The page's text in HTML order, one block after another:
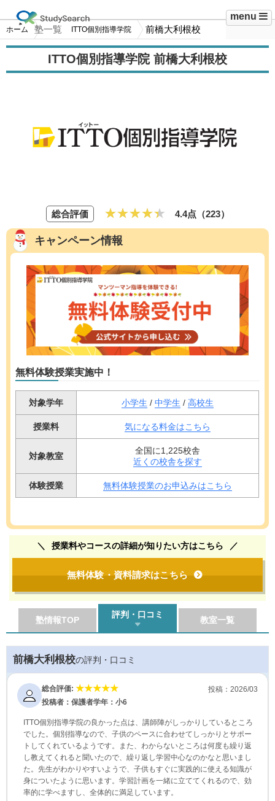
menu
ホーム 塾一覧 ITTO個別指導学院 前橋大利根校
ITTO個別指導学院 前橋大利根校
総合評価 4.4点（223）
キャンペーン情報
無料体験授業実施中！
対象学年 小学生 /中学生 /高校生
授業料 気になる料金はこちら
対象教室
全国に1,225校舎
近くの校舎を探す
体験授業 無料体験授業のお申込みはこちら
授業料やコースの詳細が知りたい方はこちら
無料体験・資料請求はこちら
塾情報TOP
評判・口コミ
教室一覧
前橋大利根校の評判・口コミ
投稿：2026/03
総合評価:
投稿者：保護者学年：小6
ITTO個別指導学院の良かった点は、講師陣がしっかりしているところ
でした。個別指導なので、子供のペースに合わせてしっかりとサポー
トしてくれているようです。また、わからないところは何度も繰り返
し教えてくれると聞いたので、繰り返し学習中心なのかなと思いまし
た。先生がわかりやすいようで、子供もすぐに実践的に使える知識が
身についたように思います。学習計画を一緒に立ててくれるので、効
率的に学べますし、全体的に満足しています。